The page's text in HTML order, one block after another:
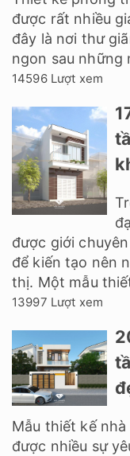
được rất nhiều
đây là nơi thư
ngon sau những
14596 Lượt xem
được giới
để kiến tạo nên
thị. Một mẫu
13997 Lượt xem
Mẫu thiết kế
được nhiều sự